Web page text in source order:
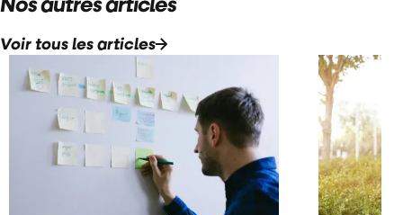
Voir tous les articles